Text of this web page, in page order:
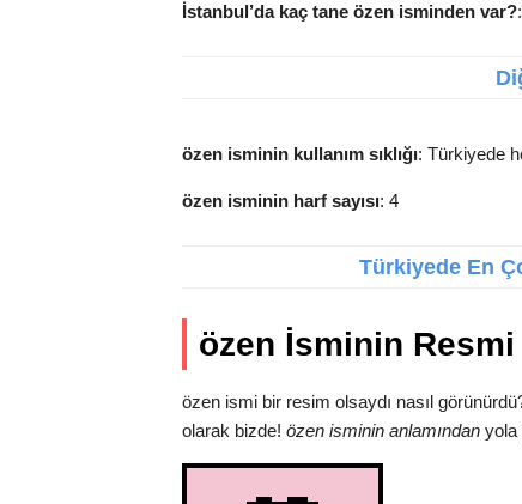
İstanbul’da kaç tane özen isminden var?
özen isminin kullanım sıklığı: Türkiyede
özen isminin harf sayısı: 4
Türkiyede En
özen İsminin Resmi
özen ismi bir resim olsaydı nasıl
olarak bizde! özen isminin anlamından yola